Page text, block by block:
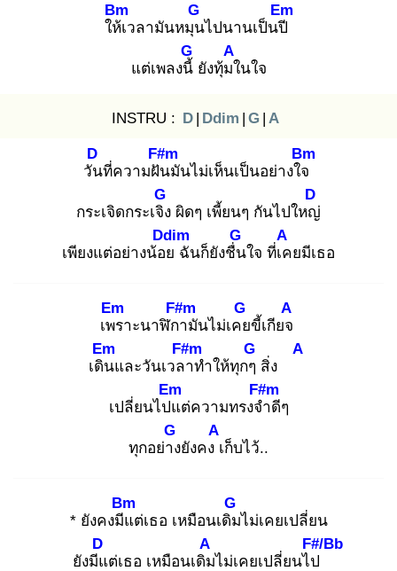
ให้เ
Bm
วลามันหมุน
G
ไปนานเป็นปี
Em
แต่เพลงนี้
G
ยังทุ้มใ
A
นใจ
INSTRU : D | Ddim | G | A
วัน
D
ที่ความฝัน
F#m
มันไม่เห็นเป็นอย่างใจ
Bm
กระเจิดกระเจิง
G
ผิดๆ เพี้ยนๆ กันไปใหญ่
D
เพียงแต่อย่างน้อย
Ddim
ฉันก็ยังชื่น
G
ใจ ที่เค
A
ยมีเธอ
เพร
Em
าะนาฬิกา
F#m
มันไม่เคย
G
ขี้เกียจ
A
เดิน
Em
และวันเวลา
F#m
ทำให้ทุกๆ
G
สิ่ง
A
เปลี่ยนไปแ
Em
ต่ความทรงจำ
F#m
ดีๆ
ทุกอย่าง
G
ยังคง เ
A
ก็บไว้..
* ยังคงมีแ
Bm
ต่เธอ เหมือนเดิม
G
ไม่เคยเปลี่ยน
ยังมีแ
D
ต่เธอ เหมือนเดิม
A
ไม่เคยเปลี่ยนไป
F#/Bb